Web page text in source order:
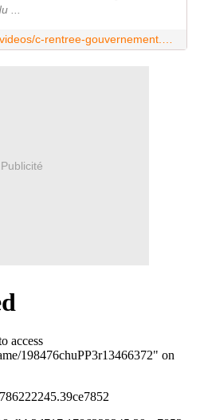
...
Publicité